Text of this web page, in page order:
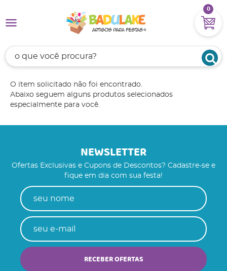
0
O item solicitado não foi encontrado.
Abaixo seguem alguns produtos selecionados
especialmente para você.
NEWSLETTER
Ofertas Exclusivas e Cupons de Descontos? Cadastre-se e
fique em dia com sua festa!
RECEBER OFERTAS